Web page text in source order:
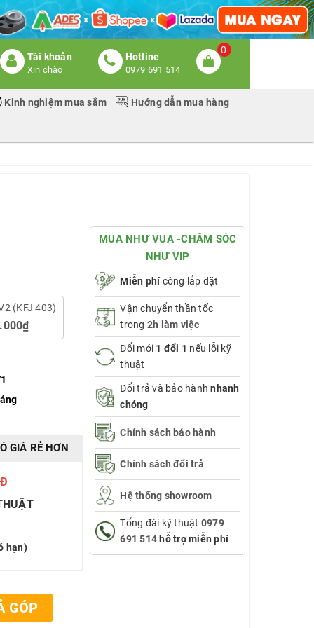
Tài khoản
Xin chào
Hotline
0979 691 514
0
Kinh nghiệm mua sắm Hướng dẫn mua hàng
(KFJ 403)
GIÁ RẺ HƠN
hạn)
GÓP
MUA NHƯ VUA -CHĂM SÓC
NHƯ VIP
Miễn phícông lắp đặt
Vận chuyển thần tốc
trong 2h làm việc
Đổi mới 1 đổi 1 nếu lỗi kỹ
thuật
Đổi trả và bảo hànhnhanh
chóng
Chính sách bảo hành
Chính sách đổi trả
Hệ thống showroom
Tổng đài kỹ thuật 0979
691 514 hỗ trợ miễn phí